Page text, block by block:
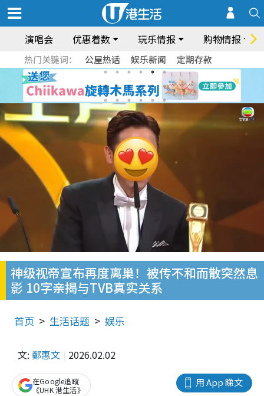
演唱会 优惠着数 玩乐情报 购物情报
热门关键词： 公屋热话 娱乐新闻 定期存款
神级视帝宣布再度离巢！被传不和而散突然息
影 10字亲揭与TVB真实关系
首页 生活话题 娱乐
文: 鄭惠文 2026.02.02
用 App 睇文
在Google追蹤
《UHK 港生活》